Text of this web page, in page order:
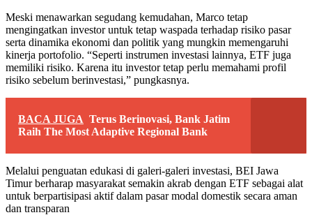
Meski menawarkan segudang kemudahan, Marco tetap
mengingatkan investor untuk tetap waspada terhadap risiko pasar
serta dinamika ekonomi dan politik yang mungkin memengaruhi
kinerja portofolio. “Seperti instrumen investasi lainnya, ETF juga
memiliki risiko. Karena itu investor tetap perlu memahami profil
risiko sebelum berinvestasi,” pungkasnya.
BACA JUGA Terus Berinovasi, Bank Jatim
Raih The Most Adaptive Regional Bank
Melalui penguatan edukasi di galeri-galeri investasi, BEI Jawa
Timur berharap masyarakat semakin akrab dengan ETF sebagai alat
untuk berpartisipasi aktif dalam pasar modal domestik secara aman
dan transparan